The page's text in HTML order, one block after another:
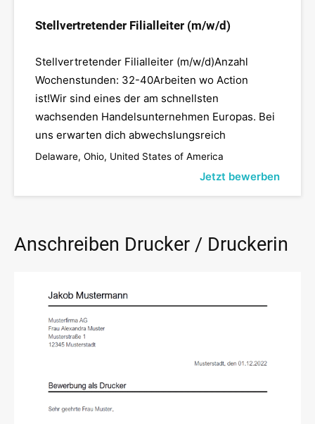
Stellvertretender Filialleiter (m/w/d)
Stellvertretender Filialleiter (m/w/d)Anzahl
Wochenstunden: 32-40Arbeiten wo Action
ist!Wir sind eines der am schnellsten
wachsenden Handelsunternehmen Europas. Bei
uns erwarten dich abwechslungsreich
Delaware, Ohio, United States of America
Jetzt bewerben
Anschreiben Drucker / Druckerin